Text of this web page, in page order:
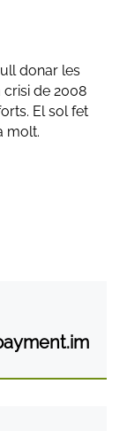
donar les
de 2008
El sol fet
molt.